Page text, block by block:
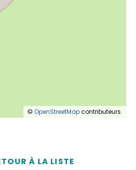
© OpenStreetMapcontributeurs.
À LA LISTE